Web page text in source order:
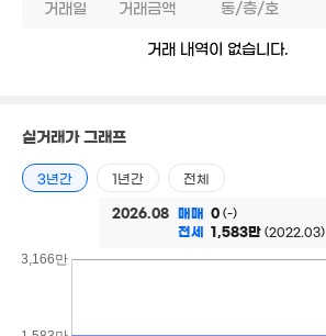
거래일 거래금액 동/층/호
거래 내역이 없습니다.
실거래가 그래프
3년간 1년간 전체
2026.08 매매 0 (-)
전세 1,583만 (2022.03)
3,166만